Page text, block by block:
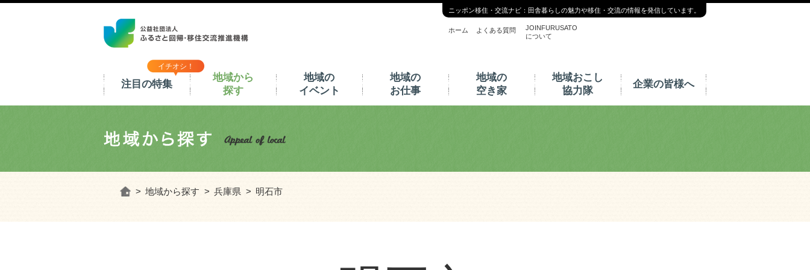
ニッポン移住・交流ナビ：田舎暮らしの魅力や移住・交流の情報を発信しています。
ホーム よくある質問
JOINFURUSATO
について
イチオシ！
注目の特集
地域から
探す
地域の
イベント
地域の
お仕事
地域の
空き家
地域おこし
協力隊
企業の皆様へ
ホーム 地域から探す 兵庫県 明石市